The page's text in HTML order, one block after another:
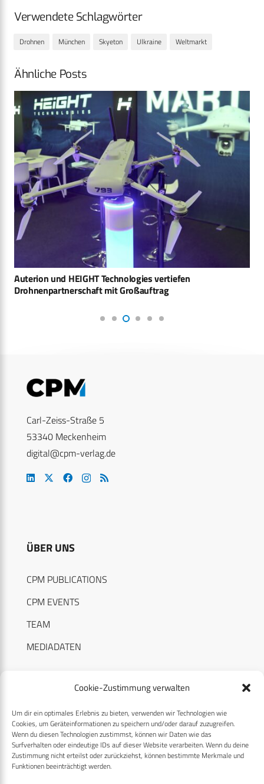
Cookie-Zustimmung verwalten
Um dir ein optimales Erlebnis zu bieten, verwenden wir Technologien wie
Cookies, um Geräteinformationen zu speichern und/oder darauf zuzugreifen.
Wenn du diesen Technologien zustimmst, können wir Daten wie das
Surfverhalten oder eindeutige IDs auf dieser Website verarbeiten. Wenn du deine
Zustimmung nicht erteilst oder zurückziehst, können bestimmte Merkmale und
Funktionen beeinträchtigt werden.
Verwendete Schlagwörter
Drohnen München Skyeton Ulkraine Weltmarkt
Ähnliche Posts
Drohnen: Schwarmangriffe und Tarnung erschweren die
Verteidigung
Carl-Zeiss-Straße 5
53340 Meckenheim
digital@cpm-verlag.de
ÜBER UNS
CPM PUBLICATIONS
CPM EVENTS
TEAM
MEDIADATEN
RECHTLICHES
Datenschutzerklärung
Cookie-Richtlinie (EU)